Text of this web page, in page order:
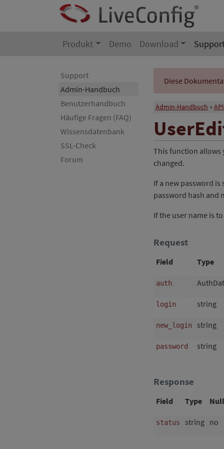
Produkt Demo Download
Support
Admin-Handbuch
Benutzerhandbuch
Häufige Fragen (FAQ)
Wissensdatenbank
SSL-Check
Forum
Diese
Admin-Handbuch API
This function allows
changed.
If a new password
password hash and
If the user name is
Request
Field Type
auth
login string
new_login string
password string
Response
Field Type
status string no